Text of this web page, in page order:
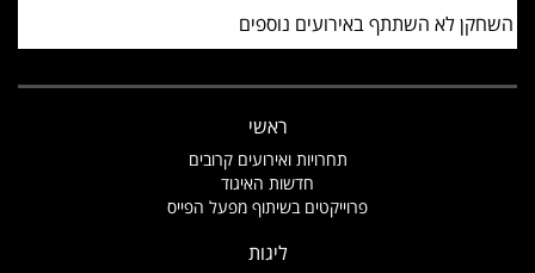
השחקן לא השתתף באירועים נוספים
ראשי
תחרויות ואירועים קרובים
חדשות האיגוד
פרוייקטים בשיתוף מפעל הפייס
ליגות